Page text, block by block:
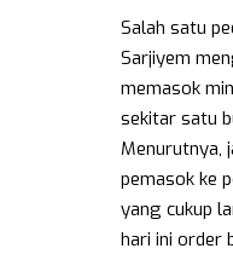
Salah satu
Sarjiyem
memasok
sekitar satu
Menurutnya,
pemasok ke
yang cukup
hari ini order